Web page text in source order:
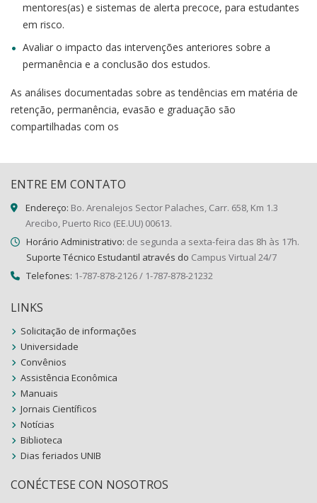
mentores(as) e sistemas de alerta precoce, para estudantes
em risco.
Avaliar o impacto das intervenções anteriores sobre a
permanência e a conclusão dos estudos.
As análises documentadas sobre as tendências em matéria de
retenção, permanência, evasão e graduação são
compartilhadas com os
ENTRE EM CONTATO
Endereço: Bo. Arenalejos Sector Palaches, Carr. 658, Km 1.3
Arecibo, Puerto Rico (EE.UU) 00613.
Horário Administrativo: de segunda a sexta-feira das 8h às 17h.
Suporte Técnico Estudantil através do Campus Virtual 24/7
Telefones: 1-787-878-2126 / 1-787-878-21232
LINKS
Solicitação de informações
Universidade
Convênios
Assistência Econômica
Manuais
Jornais Científicos
Notícias
Biblioteca
Dias feriados UNIB
CONÉCTESE CON NOSOTROS